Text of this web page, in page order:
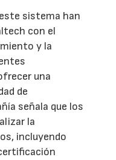
sistema han
con el
y la
una
de
señala que los
la
incluyendo